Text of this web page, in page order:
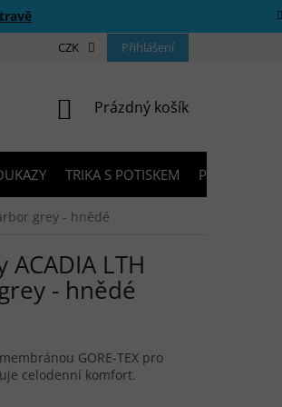
PRODEJNY KONTAKTY
CZK Přihlášení
NÁKUPNÍ KOŠÍK
Prázdný košík
TRIKA S POTISKEM PŮJČOVNA
grey - hnědé
LTH
- hnědé
GORE-TEX pro
celodenní komfort.